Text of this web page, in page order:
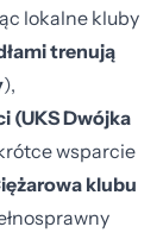
lokalne kluby
trenują
),
(UKS Dwójka
wsparcie
klubu